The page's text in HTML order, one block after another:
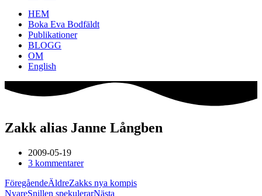
HEM
Boka Eva Bodfäldt
Publikationer
BLOGG
OM
English
Zakk alias Janne Långben
2009-05-19
3 kommentarer
FöregåendeÄldreZakks nya kompis
NyareSnillen spekulerarNästa